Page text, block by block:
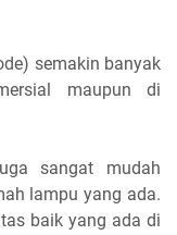
semakin banyak
maupun di
sangat mudah
lampu yang ada.
baik yang ada di